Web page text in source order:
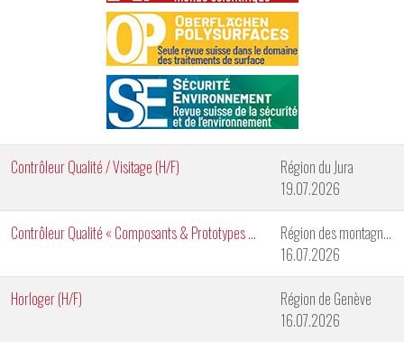
Contrôleur Qualité / Visitage (H/F)
Région du Jura
19.07.2026
Contrôleur Qualité « Composants & Prototypes » (H/F)
Région des montagnes neuchâteloises
16.07.2026
Horloger (H/F)
Région de Genève
16.07.2026